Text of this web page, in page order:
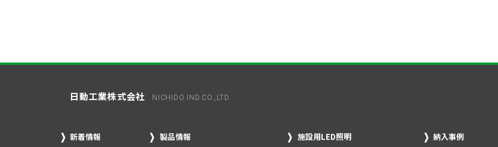
日動工業株式会社 NICHIDO IND.CO.,LTD.
新着情報 製品情報 施設用LED照明 納入事例